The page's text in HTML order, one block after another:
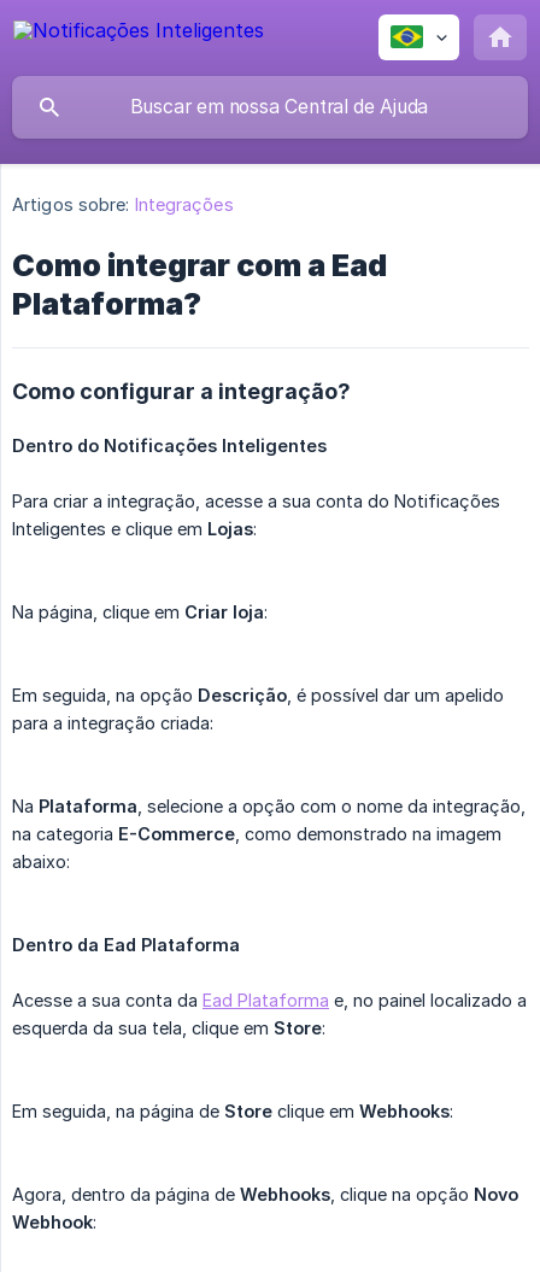
Artigos sobre: Integrações
Como integrar com a Ead
Plataforma?
Como configurar a integração?
Dentro do Notificações Inteligentes
Para criar a integração, acesse a sua conta do Notificações
Inteligentes e clique em Lojas:
Na página, clique em Criar loja:
Em seguida, na opção Descrição , é possível dar um apelido
para a integração criada:
Na Plataforma , selecione a opção com o nome da integração,
na categoria E-Commerce , como demonstrado na imagem
abaixo:
Dentro da Ead Plataforma
Acesse a sua conta da Ead Plataforma e, no painel localizado a
esquerda da sua tela, clique em Store:
Em seguida, na página de Store clique em Webhooks:
Agora, dentro da página de Webhooks , clique na opção Novo
Webhook: